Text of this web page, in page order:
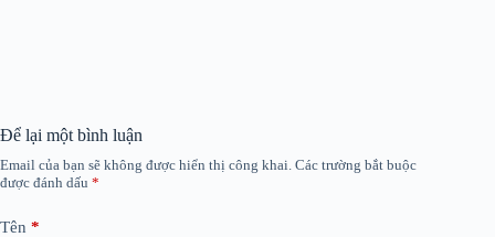
Để lại một bình luận
Email của bạn sẽ không được hiển thị công khai. Các trường bắt buộc
được đánh dấu *
Tên *